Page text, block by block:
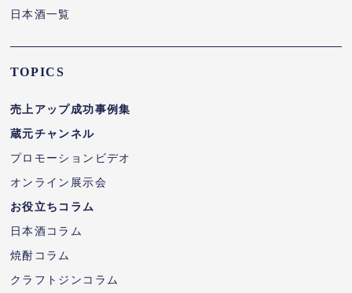
日本酒一覧
TOPICS
売上アップ成功事例集
蔵元チャンネル
プロモーションビデオ
オンライン展示会
お役立ちコラム
日本酒コラム
焼酎コラム
クラフトジンコラム